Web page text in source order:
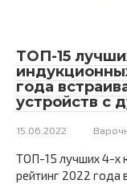
ТОП-15
года
устройств с
15.06.2022
ТОП-15 лучших 4-х
рейтинг 2022 года